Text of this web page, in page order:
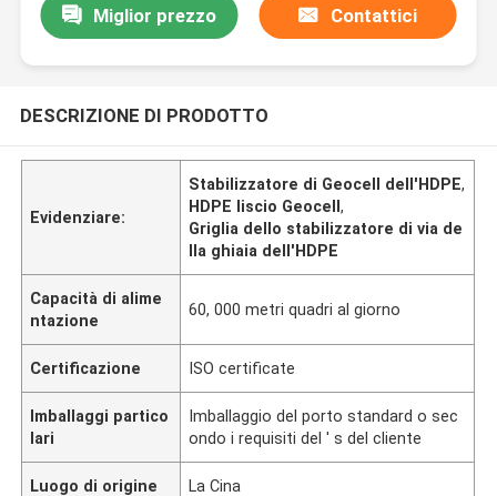
Miglior prezzo Contattici
DESCRIZIONE DI PRODOTTO
Evidenziare:
Stabilizzatore di Geocell dell'HDPE,
HDPE liscio Geocell,
Griglia dello stabilizzatore di via de
lla ghiaia dell'HDPE
Capacità di alime
ntazione
60, 000 metri quadri al giorno
Certificazione ISO certificate
Imballaggi partico
lari
Imballaggio del porto standard o sec
ondo i requisiti del ′ s del cliente
Luogo di origine La Cina